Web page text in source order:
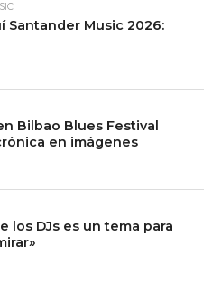
Santander Music 2026:
Bilbao Blues Festival
en imágenes
los DJs es un tema para